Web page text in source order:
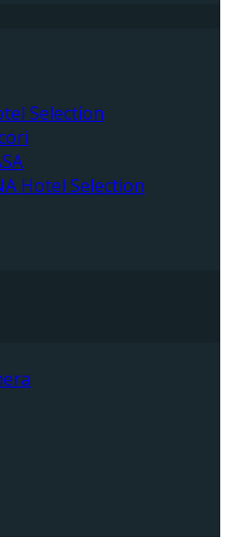
Selection
Hotel Selection